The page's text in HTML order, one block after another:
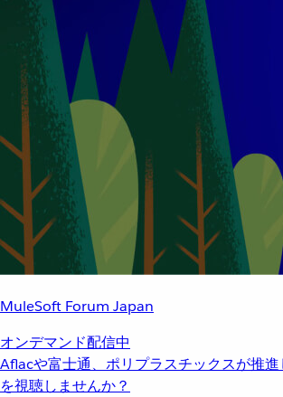
MuleSoft Forum Japan
オンデマンド配信中
Aflacや富士通、ポリプラスチックスが推
を視聴しませんか？